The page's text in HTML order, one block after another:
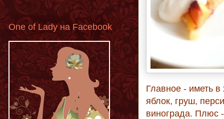
Главное - иметь
яблок, груш,
винограда. Плюс
One of Lady на Facebook